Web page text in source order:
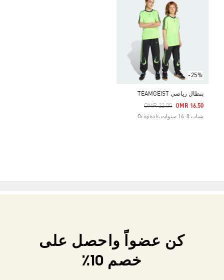
-25%
بنطال رياضي TEAMGEIST
Price Reduced From
OMR 22.00
To OMR 16.50
شباب 8-16 سنوات Originals
كن عضواً واحصل على
خصم 10٪